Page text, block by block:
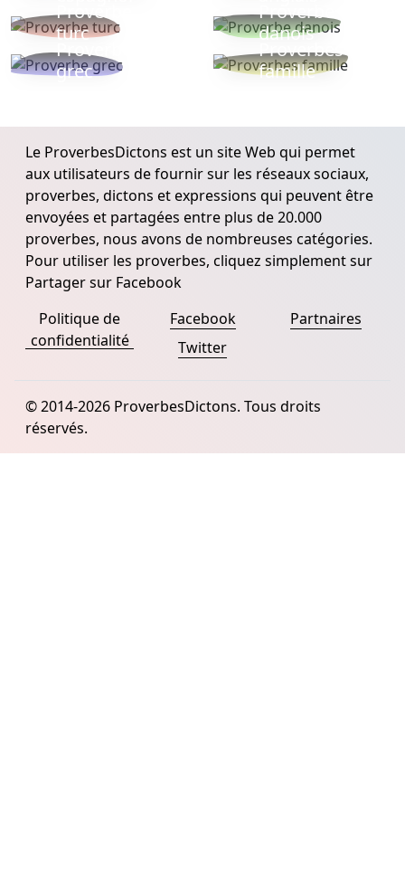
Proverbe
turc
Proverbe
danois
Proverbe
grec
Proverbes
famille
Le ProverbesDictons est un site Web qui permet
aux utilisateurs de fournir sur les réseaux sociaux,
proverbes, dictons et expressions qui peuvent être
envoyées et partagées entre plus de 20.000
proverbes, nous avons de nombreuses catégories.
Pour utiliser les proverbes, cliquez simplement sur
Partager sur Facebook
Politique de
confidentialité
Facebook
Twitter
Partnaires
© 2014-2026 ProverbesDictons. Tous droits
réservés.